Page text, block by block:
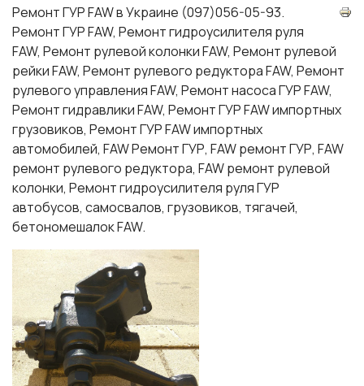
Ремонт ГУР FAW в Украине (097)056-05-93.
Ремонт ГУР FAW, Ремонт гидроусилителя руля
FAW, Ремонт рулевой колонки FAW, Ремонт рулевой
рейки FAW, Ремонт рулевого редуктора FAW, Ремонт
рулевого управления FAW, Ремонт насоса ГУР FAW,
Ремонт гидравлики FAW, Ремонт ГУР FAW импортных
грузовиков, Ремонт ГУР FAW импортных
автомобилей, FAW Ремонт ГУР, FAW ремонт ГУР, FAW
ремонт рулевого редуктора, FAW ремонт рулевой
колонки, Ремонт гидроусилителя руля ГУР
автобусов, cамосвалов, грузовиков, тягачей,
бетономешалок FAW.